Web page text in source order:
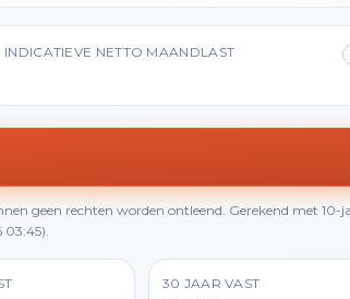
INDICATIEVE NETTO MAANDLAST
geen rechten worden ontleend. Gerekend met 10-
03:45).
30 JAAR VAST